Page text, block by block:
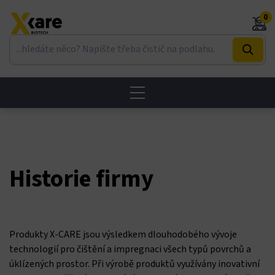
panel
panel
paketleri
panel
content
0
Historie firmy
Produkty X-CARE jsou výsledkem dlouhodobého vývoje
technologií pro čištění a impregnaci všech typů povrchů a
úklízených prostor. Při výrobě produktů využívány inovativní